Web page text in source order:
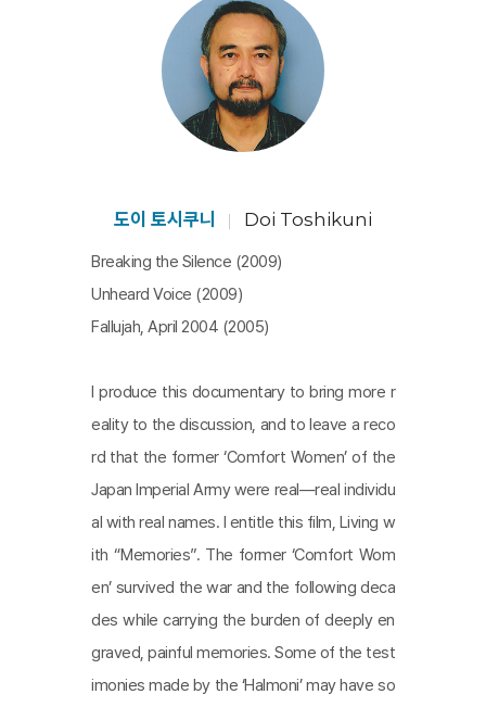
이어지던 시대의 흐름은 20년이 지난 지금 판에 박은 듯
복기되고 있다. 다른 것이 있다면 피해자의 동의 없이 한국
정부가 일본 정부와 일본군 위안부 문제의 매듭을 위해 ‘합
의’를 했다는 사실이다.
할머니들이 방에 모여 “‘사죄하라, 진상규명하라’라고 했는
은 일본군 위안부 문제가 결코 종결되지 않았음을 강력하
도이 토시쿠니 Doi Toshikuni
Breaking the Silence (2009)
Unheard Voice (2009)
Fallujah, April 2004 (2005)
I produce this documentary to bring more r
eality to the discussion, and to leave a reco
rd that the former ‘Comfort Women’ of the
Japan Imperial Army were real—real individu
al with real names. I entitle this film, Living w
ith “Memories”. The former ‘Comfort Wom
en’ survived the war and the following deca
des while carrying the burden of deeply en
graved, painful memories. Some of the test
imonies made by the ‘Halmoni’ may have so